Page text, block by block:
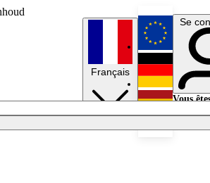
Français
English
Deutsch
Se
Vous